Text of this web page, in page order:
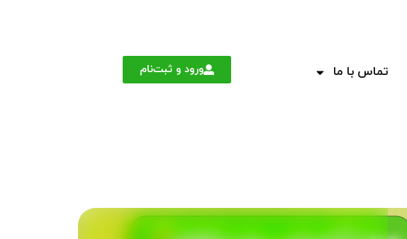
تماس با ما ورود و ثبت‌نام